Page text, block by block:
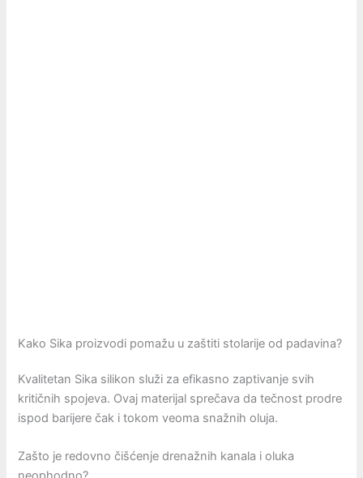
Kako Sika proizvodi pomažu u zaštiti stolarije od padavina?
Kvalitetan Sika silikon služi za efikasno zaptivanje svih
kritičnih spojeva. Ovaj materijal sprečava da tečnost prodre
ispod barijere čak i tokom veoma snažnih oluja.
Zašto je redovno čišćenje drenažnih kanala i oluka